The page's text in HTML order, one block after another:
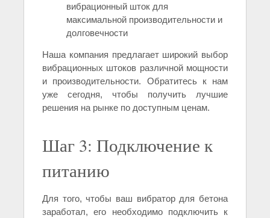
вибрационный шток для
максимальной производительности и
долговечности
Наша компания предлагает широкий выбор
вибрационных штоков различной мощности
и производительности. Обратитесь к нам
уже сегодня, чтобы получить лучшие
решения на рынке по доступным ценам.
Шаг 3: Подключение к
питанию
Для того, чтобы ваш вибратор для бетона
заработал, его необходимо подключить к